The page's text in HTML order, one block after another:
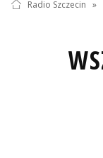
Radio Szczecin »